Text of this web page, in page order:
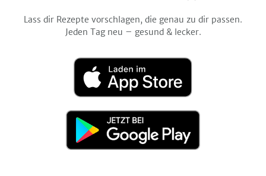
Lass dir Rezepte vorschlagen, die genau zu dir passen.
Jeden Tag neu – gesund & lecker.
Laden
im
App
Jetzt
Google